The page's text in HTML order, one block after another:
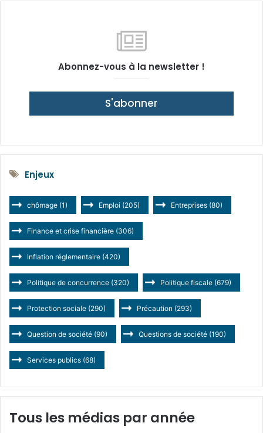
Abonnez-vous à la newsletter !
S'abonner
Enjeux
chômage (1) Emploi (205) Entreprises (80)
Finance et crise financière (306)
Inflation réglementaire (420)
Politique de concurrence (320) Politique fiscale (679)
Protection sociale (290) Précaution (293)
Question de société (90) Questions de société (190)
Services publics (68)
Tous les médias par année